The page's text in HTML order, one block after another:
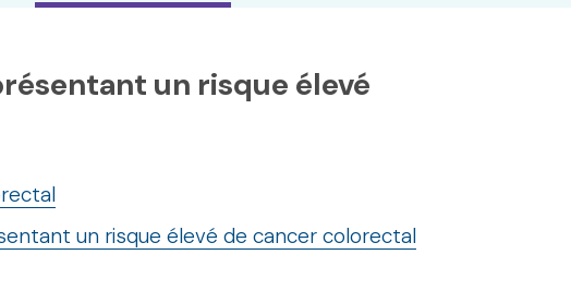
un risque élevé
un risque élevé de cancer colorectal